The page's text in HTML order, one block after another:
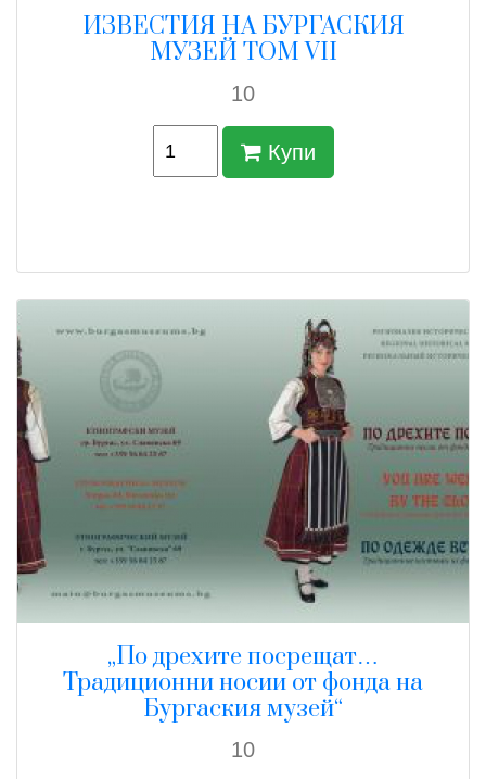
ИЗВЕСТИЯ НА БУРГАСКИЯ
МУЗЕЙ ТОМ VII
10
Купи
„По дрехите посрещат…
Традиционни носии от фонда на
Бургаския музей“
10